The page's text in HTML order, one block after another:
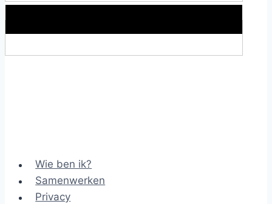
Wie ben ik?
Samenwerken
Privacy